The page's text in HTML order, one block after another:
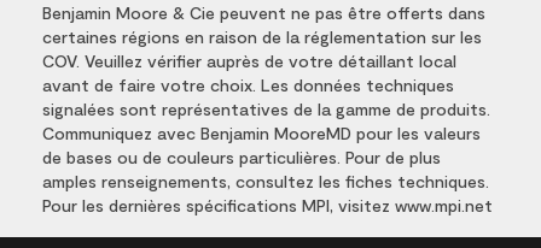
Benjamin Moore & Cie peuvent ne pas être offerts dans
certaines régions en raison de la réglementation sur les
COV. Veuillez vérifier auprès de votre détaillant local
avant de faire votre choix. Les données techniques
signalées sont représentatives de la gamme de produits.
Communiquez avec Benjamin MooreMD pour les valeurs
de bases ou de couleurs particulières. Pour de plus
amples renseignements, consultez les fiches techniques.
Pour les dernières spécifications MPI, visitez www.mpi.net